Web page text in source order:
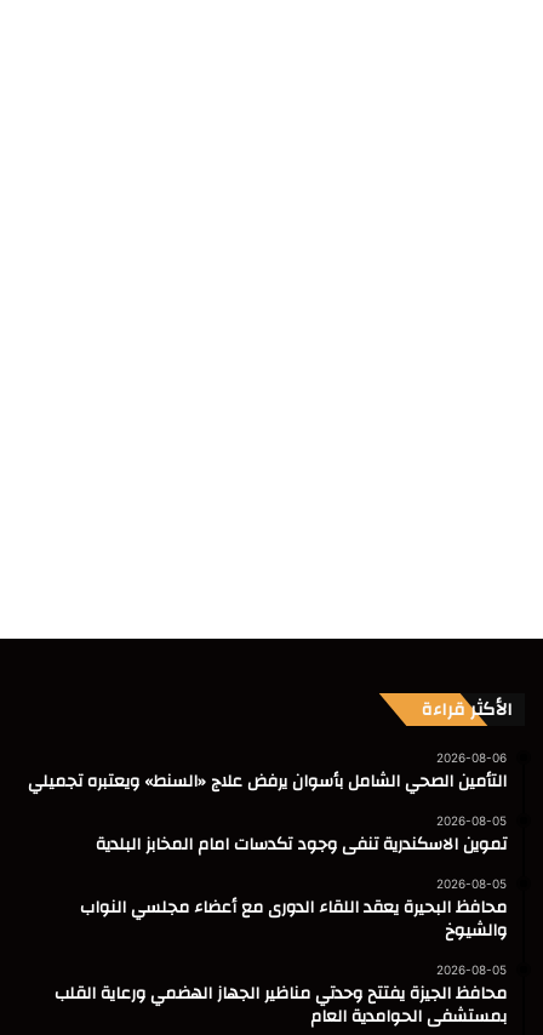
الأكثر قراءة
2026-08-06
التأمين الصحي الشامل بأسوان يرفض علاج «السنط» ويعتبره تجميلي
2026-08-05
تموين الاسكندرية تنفى وجود تكدسات امام المخابز البلدية
2026-08-05
محافظ البحيرة يعقد اللقاء الدورى مع أعضاء مجلسي النواب
والشيوخ
2026-08-05
محافظ الجيزة يفتتح وحدتي مناظير الجهاز الهضمي ورعاية القلب
بمستشفى الحوامدية العام